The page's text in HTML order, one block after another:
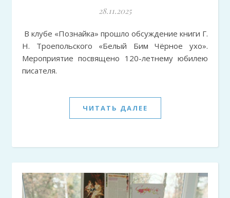
28.11.2025
В клубе «Познайка» прошло обсуждение книги Г.
Н. Троепольского «Белый Бим Чёрное ухо».
Мероприятие посвящено 120-летнему юбилею
писателя.
ЧИТАТЬ ДАЛЕЕ